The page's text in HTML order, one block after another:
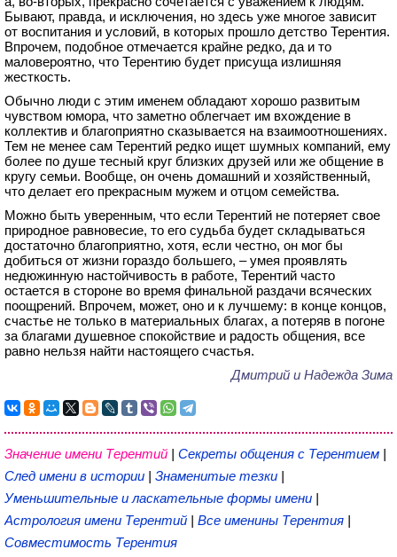
Бывают, правда, и исключения, но здесь уже многое зависит
от воспитания и условий, в которых прошло детство Терентия.
Впрочем, подобное отмечается крайне редко, да и то
маловероятно, что Терентию будет присуща излишняя
жесткость.
Обычно люди с этим именем обладают хорошо развитым
чувством юмора, что заметно облегчает им вхождение в
коллектив и благоприятно сказывается на взаимоотношениях.
Тем не менее сам Терентий редко ищет шумных компаний, ему
более по душе тесный круг близких друзей или же общение в
кругу семьи. Вообще, он очень домашний и хозяйственный,
что делает его прекрасным мужем и отцом семейства.
Можно быть уверенным, что если Терентий не потеряет свое
природное равновесие, то его судьба будет складываться
достаточно благоприятно, хотя, если честно, он мог бы
добиться от жизни гораздо большего, – умея проявлять
недюжинную настойчивость в работе, Терентий часто
остается в стороне во время финальной раздачи всяческих
поощрений. Впрочем, может, оно и к лучшему: в конце концов,
счастье не только в материальных благах, а потеряв в погоне
за благами душевное спокойствие и радость общения, все
равно нельзя найти настоящего счастья.
Дмитрий и Надежда Зима
Значение имени Терентий | Секреты общения с Терентием |
След имени в истории | Знаменитые тезки |
Уменьшительные и ласкательные формы имени |
Астрология имени Терентий | Все именины Терентия |
Совместимость Терентия